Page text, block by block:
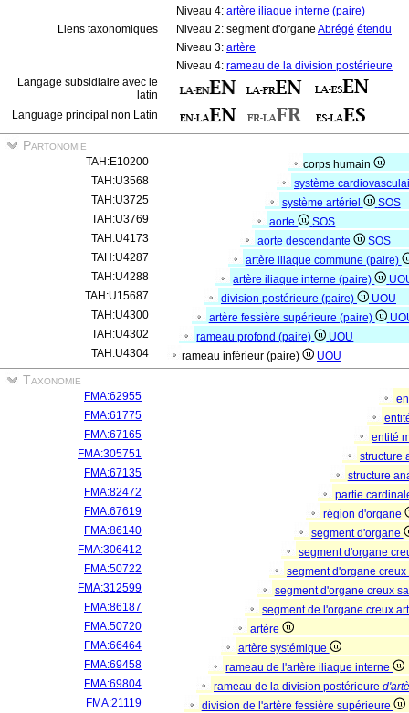
Niveau 4: artère iliaque interne (paire)
Liens taxonomiques
Niveau 2: segment d'organe Abrégé étendu
Niveau 3: artère
Niveau 4: rameau de la division postérieure
Langage subsidiaire avec le
latin
Language principal non Latin
Partonomie
TAH:E10200
corps humain
TAH:U3568
système
TAH:U3725
système artériel
SOS
TAH:U3769
aorte
SOS
TAH:U4173
aorte descendante
SOS
TAH:U4287
artère iliaque commune (paire)
TAH:U4288
artère iliaque interne (paire)
TAH:U15687
division postérieure (paire)
UOU
TAH:U4300
artère fessière supérieure (paire)
TAH:U4302
rameau profond (paire)
UOU
TAH:U4304
rameau inférieur (paire) UOU
Taxonomie
FMA:62955
FMA:61775
FMA:67165
entité
FMA:305751
structure
FMA:67135
structure
FMA:82472
partie
FMA:67619
région d'organe
FMA:86140
segment d'organe
FMA:306412
segment d'organe
FMA:50722
segment d'organe
FMA:312599
segment d'organe creux
FMA:86187
segment de l'organe creux
FMA:50720
artère
FMA:66464
artère systémique
FMA:69458
rameau de l'artère iliaque interne
FMA:69804
rameau de la division postérieure
FMA:21119
division de l'artère fessière supérieure